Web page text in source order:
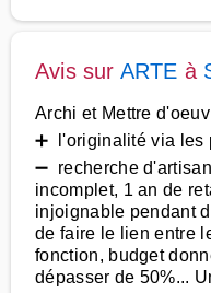
Avis sur ARTE à
Archi et Mettre
➕ l'originalité via les
➖ recherche
incomplet, 1 an de
injoignable pendant
de faire le lien entre
fonction, budget
dépasser de 50%...